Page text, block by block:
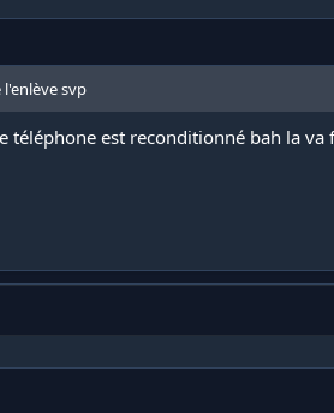
l'enlève svp
téléphone est reconditionné bah la